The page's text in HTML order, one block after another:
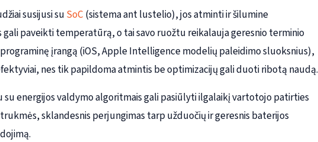
susijusi su SoC (sistema ant lustelio), jos atminti ir šilumine
paveikti temperatūrą, o tai savo ruožtu reikalauja geresnio terminio
įrangą (iOS, Apple Intelligence modelių paleidimo sluoksnius),
nes tik papildoma atmintis be optimizacijų gali duoti ribotą naudą.
su energijos valdymo algoritmais gali pasiūlyti ilgalaikį vartotojo patirties
sklandesnis perjungimas tarp užduočių ir geresnis baterijos